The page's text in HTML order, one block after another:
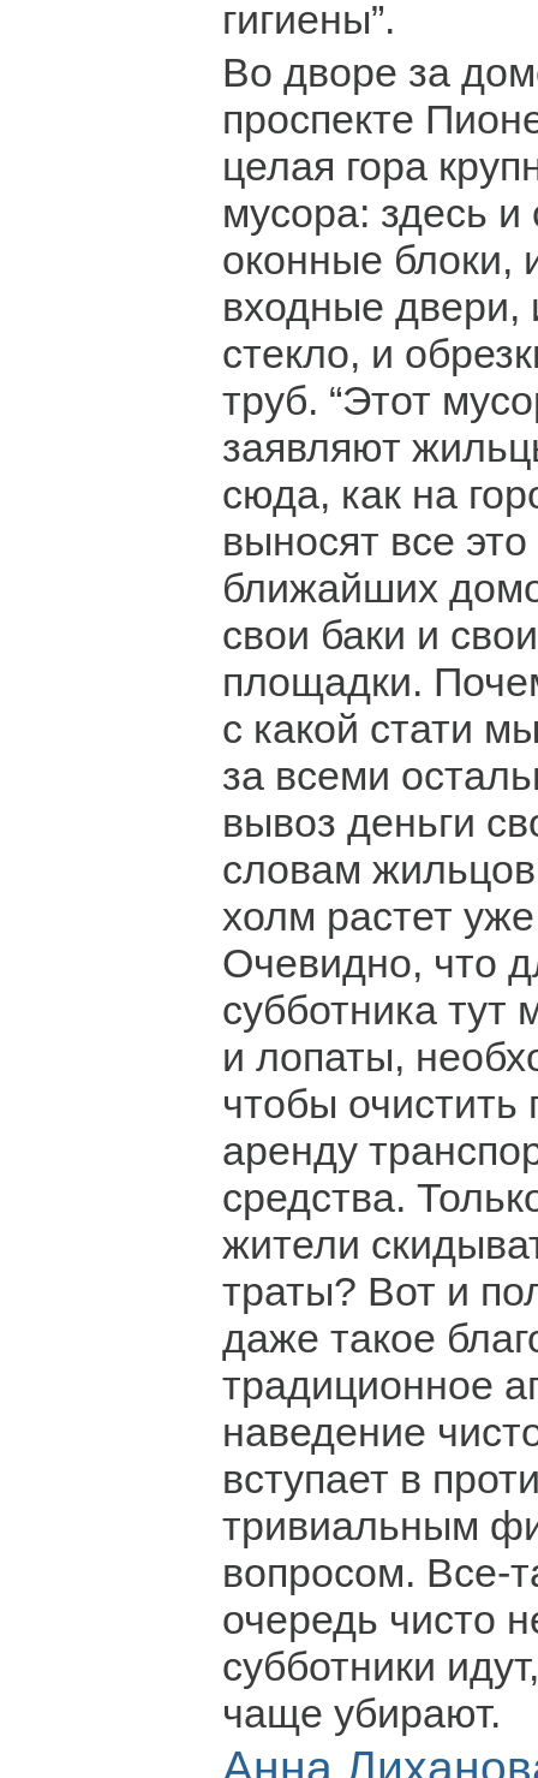
гигиены”.
Во дворе за
проспекте
целая гора
мусора: здесь
оконные блоки,
входные двери,
стекло, и
труб. “Этот
заявляют
сюда, как на
выносят все
ближайших
свои баки и
площадки.
с какой стати
за всеми
вывоз деньги
словам
холм растет
Очевидно, что
субботника тут
и лопаты,
чтобы
аренду
средства.
жители
траты? Вот и
даже такое
традиционное
наведение
вступает в
тривиальным
вопросом. Все-
очередь чисто
субботники
чаще убирают.